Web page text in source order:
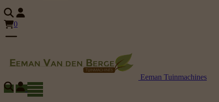
0
Eeman Tuinmachines